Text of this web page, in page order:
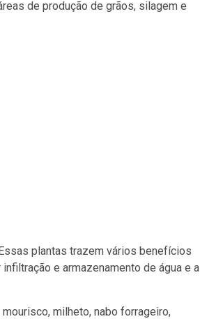
de produção de grãos, silagem e
plantas trazem vários benefícios
e armazenamento de água e a
milheto, nabo forrageiro,